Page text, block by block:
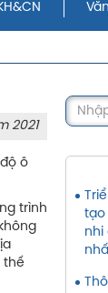
2021
ô
trình
thế
tạo
nhi